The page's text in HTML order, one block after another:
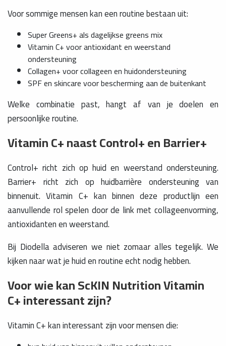
Voor sommige mensen kan een routine bestaan uit:
Super Greens+ als dagelijkse greens mix
Vitamin C+ voor antioxidant en weerstand
ondersteuning
Collagen+ voor collageen en huidondersteuning
SPF en skincare voor bescherming aan de buitenkant
Welke combinatie past, hangt af van je doelen en
persoonlijke routine.
Vitamin C+ naast Control+ en Barrier+
Control+ richt zich op huid en weerstand ondersteuning.
Barrier+ richt zich op huidbarrière ondersteuning van
binnenuit. Vitamin C+ kan binnen deze productlijn een
aanvullende rol spelen door de link met collageenvorming,
antioxidanten en weerstand.
Bij Diodella adviseren we niet zomaar alles tegelijk. We
kijken naar wat je huid en routine echt nodig hebben.
Voor wie kan ScKIN Nutrition Vitamin
C+ interessant zijn?
Vitamin C+ kan interessant zijn voor mensen die: